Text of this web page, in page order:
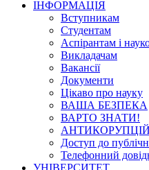
ІНФОРМАЦІЯ
Вступникам
Студентам
Аспірантам і
Викладачам
Вакансії
Документи
Цікаво про науку
ВАША БЕЗПЕКА
ВАРТО ЗНАТИ!
Доступ до
Телефонний
УНІВЕРСИТЕТ